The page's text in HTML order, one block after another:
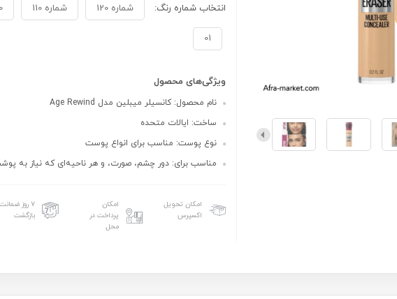
انتخاب شماره رنگ: شماره 120 شماره 110
01
ویژگی‌های محصول
نام محصول: کانسیلر میبلین مدل Age Rewind
ساخت: ایالات متحده
نوع پوست: مناسب برای انواع پوست
مناسب برای: دور چشم، صورت، و هر ناحیه‌ای که نیاز به
امکان تحویل
اکسپرس
امکان
پرداخت در
محل
۷ روز ضمانت
بازگشت